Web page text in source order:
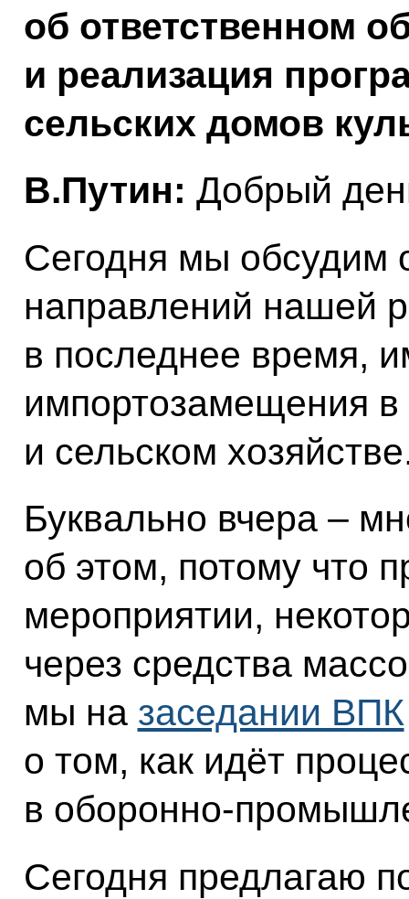
об ответственном
и реализация
сельских домов
В.Путин: Добрый
Сегодня мы обсудим
направлений нашей
в последнее время,
импортозамещения
и сельском
Буквально вчера –
об этом, потому что
мероприятии,
через средства
мы на заседании ВПК
о том, как идёт
в оборонно-
Сегодня предлагаю